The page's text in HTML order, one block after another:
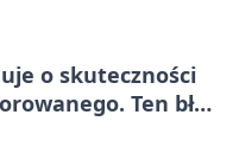
o skuteczności
Ten błąd